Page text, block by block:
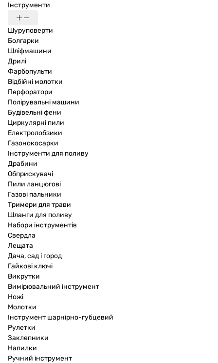
Інструменти
Шуруповерти
Болгарки
Шліфмашини
Дрилі
Фарбопульти
Відбійні молотки
Перфоратори
Полірувальні машини
Будівельні фени
Циркулярні пили
Електролобзики
Газонокосарки
Інструменти для поливу
Драбини
Обприскувачі
Пили ланцюгові
Газові пальники
Тримери для трави
Шланги для поливу
Набори інструментів
Свердла
Лещата
Дача, сад і город
Гайкові ключі
Викрутки
Вимірювальний інструмент
Ножі
Молотки
Інструмент шарнірно-губцевий
Рулетки
Заклепники
Напилки
Ручний інструмент